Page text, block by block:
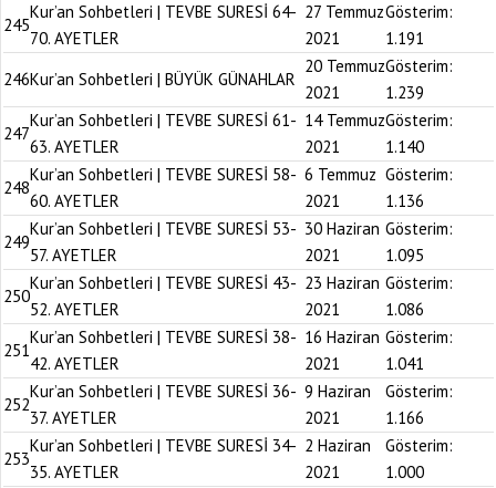
245
Kur’an Sohbetleri | TEVBE SURESİ 64-
70. AYETLER
27 Temmuz
2021
Gösterim:
1.191
246Kur’an Sohbetleri | BÜYÜK GÜNAHLAR
20 Temmuz
2021
Gösterim:
1.239
247
Kur’an Sohbetleri | TEVBE SURESİ 61-
63. AYETLER
14 Temmuz
2021
Gösterim:
1.140
248
Kur’an Sohbetleri | TEVBE SURESİ 58-
60. AYETLER
6 Temmuz
2021
Gösterim:
1.136
249
Kur’an Sohbetleri | TEVBE SURESİ 53-
57. AYETLER
30 Haziran
2021
Gösterim:
1.095
250
Kur’an Sohbetleri | TEVBE SURESİ 43-
52. AYETLER
23 Haziran
2021
Gösterim:
1.086
251
Kur’an Sohbetleri | TEVBE SURESİ 38-
42. AYETLER
16 Haziran
2021
Gösterim:
1.041
252
Kur’an Sohbetleri | TEVBE SURESİ 36-
37. AYETLER
9 Haziran
2021
Gösterim:
1.166
253
Kur’an Sohbetleri | TEVBE SURESİ 34-
35. AYETLER
2 Haziran
2021
Gösterim:
1.000